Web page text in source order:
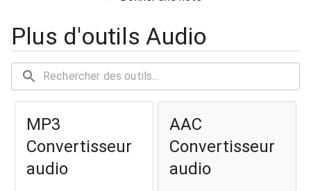
Plus d'outils Audio
MP3
Convertisseur
audio
AAC
Convertisseur
audio